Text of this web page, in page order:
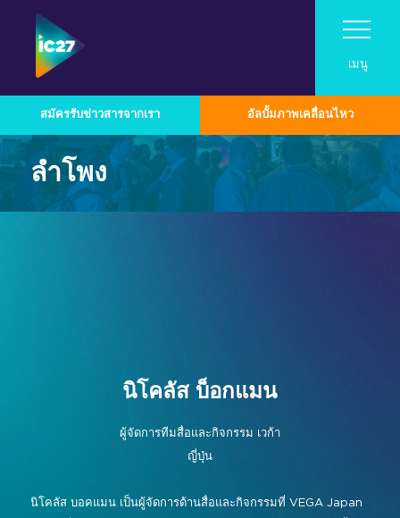
เมนู
รายชื่อผู้จัดแสดงสินค้า
อัลบั้มรูปปี 2026
อินสตาแกรม
เฟซบุ๊ก ลิงค์อิน ยูทูบ
เยี่ยม
เยี่ยม
ผู้สนับสนุนและพันธมิตร
รายชื่อผู้จัดแสดงสินค้า
กิจกรรมพิเศษ
ออกอากาศ AV
การประชุมและการทำงานร่วมกัน
โปรแกรม
ประสิทธิภาพการทำงานในระดับองค์กร
โซลูชันแบบไลฟ์ สมจริง และสร้าง
สมัครรับข่าวสารจากเรา อัลบั้มภาพเคลื่อนไหว
ลำโพง
นิโคลัส บ็อกแมน
ผู้จัดการทีมสื่อและกิจกรรม เวก้า
ญี่ปุ่น
นิโคลัส บอคแมน เป็นผู้จัดการด้านสื่อและกิจกรรมที่ VEGA Japan